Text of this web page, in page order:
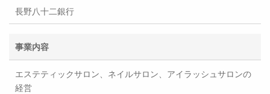
長野八十二銀行
事業内容
エステティックサロン、ネイルサロン、アイラッシュサロンの
経営